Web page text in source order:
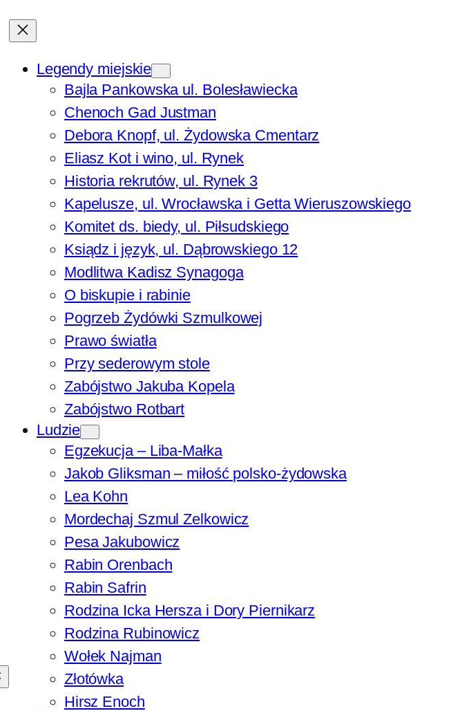
Legendy miejskie
Bajla Pankowska ul. Bolesławiecka
Chenoch Gad Justman
Debora Knopf, ul. Żydowska Cmentarz
Eliasz Kot i wino, ul. Rynek
Historia rekrutów, ul. Rynek 3
Kapelusze, ul. Wrocławska i Getta Wieruszowskiego
Komitet ds. biedy, ul. Piłsudskiego
Ksiądz i język, ul. Dąbrowskiego 12
Modlitwa Kadisz Synagoga
O biskupie i rabinie
Pogrzeb Żydówki Szmulkowej
Prawo światła
Przy sederowym stole
Zabójstwo Jakuba Kopela
Zabójstwo Rotbart
Ludzie
Egzekucja – Liba-Małka
Jakob Gliksman – miłość polsko-żydowska
Lea Kohn
Mordechaj Szmul Zelkowicz
Pesa Jakubowicz
Rabin Orenbach
Rabin Safrin
Rodzina Icka Hersza i Dory Piernikarz
Rodzina Rubinowicz
Wołek Najman
Złotówka
Hirsz Enoch